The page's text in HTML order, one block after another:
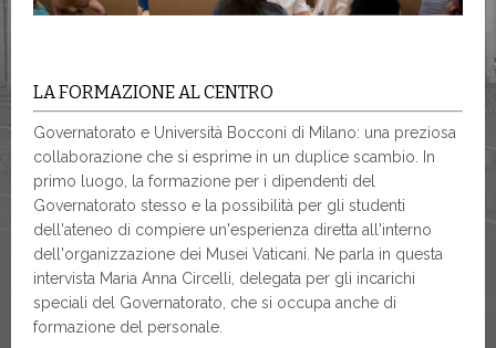
LA FORMAZIONE AL CENTRO
Governatorato e Università Bocconi di Milano: una preziosa
collaborazione che si esprime in un duplice scambio. In
primo luogo, la formazione per i dipendenti del
Governatorato stesso e la possibilità per gli studenti
dell'ateneo di compiere un'esperienza diretta all'interno
dell'organizzazione dei Musei Vaticani. Ne parla in questa
intervista Maria Anna Circelli, delegata per gli incarichi
speciali del Governatorato, che si occupa anche di
formazione del personale.